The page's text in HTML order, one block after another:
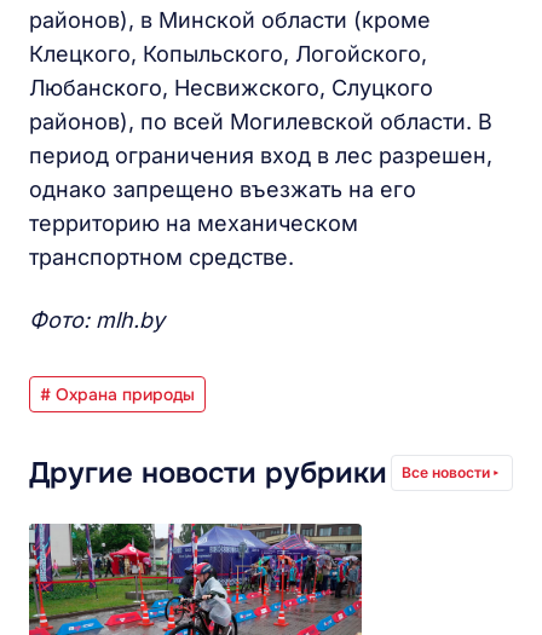
районов), в Минской области (кроме
Клецкого, Копыльского, Логойского,
Любанского, Несвижского, Слуцкого
районов), по всей Могилевской области. В
период ограничения вход в лес разрешен,
однако запрещено въезжать на его
территорию на механическом
транспортном средстве.
Фото: mlh.by
# Охрана природы
Другие новости рубрики Все новости